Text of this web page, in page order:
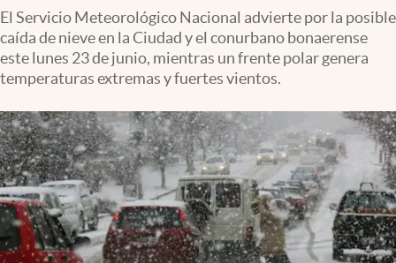
Infotechnology
Clase
Mundial 2026
Eventos Corporativos
El Cronista Studio
Mediakit
El Servicio Meteorológico Nacional advierte por la posible
caída de nieve en la Ciudad y el conurbano bonaerense
este lunes 23 de junio, mientras un frente polar genera
temperaturas extremas y fuertes vientos.